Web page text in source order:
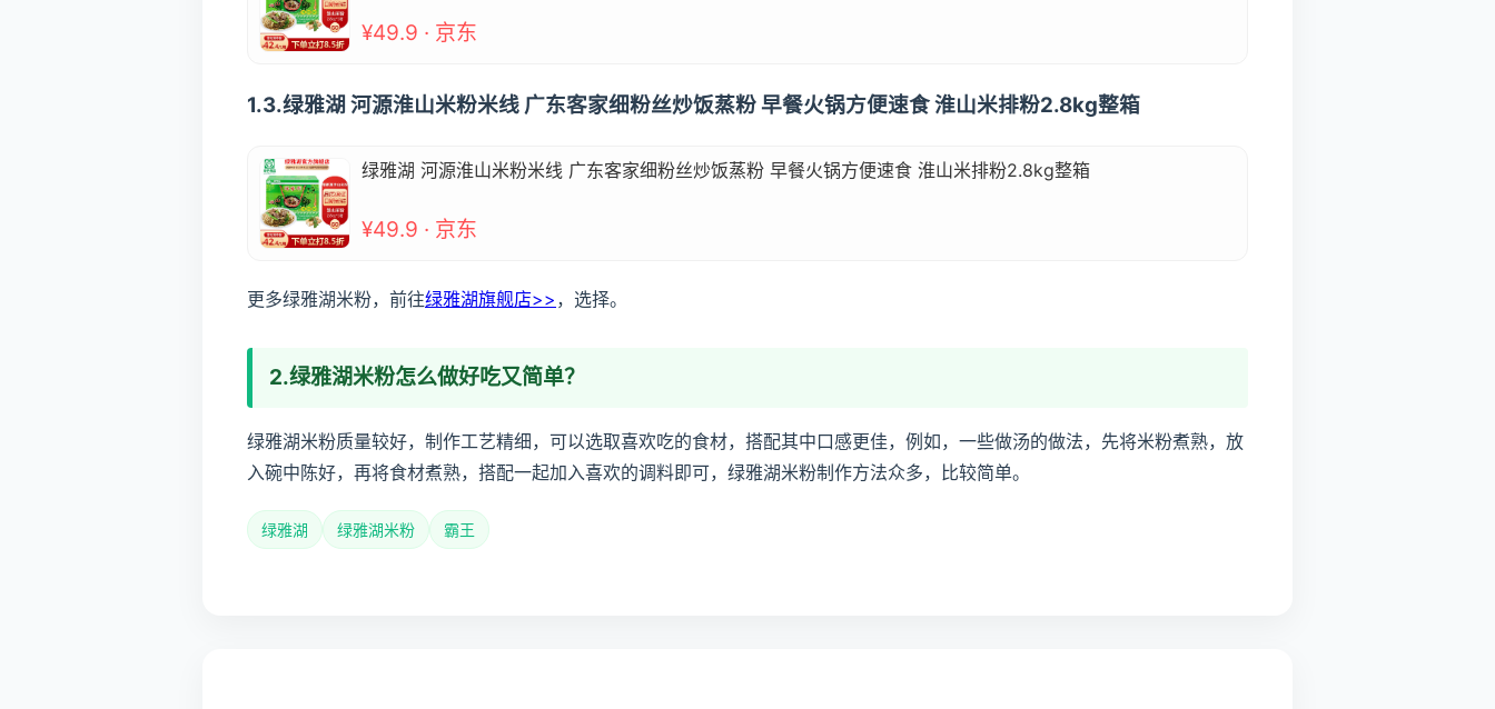
¥49.9 · 京东
1.3.绿雅湖 河源淮山米粉米线 广东客家细粉丝炒饭蒸粉 早餐火锅方便速食 淮山米排粉2.8kg整箱
绿雅湖 河源淮山米粉米线 广东客家细粉丝炒饭蒸粉 早餐火锅方便速食 淮山米排粉2.8kg整箱
¥49.9 · 京东
更多绿雅湖米粉，前往绿雅湖旗舰店>> ，选择。
2.绿雅湖米粉怎么做好吃又简单？
绿雅湖米粉质量较好，制作工艺精细，可以选取喜欢吃的食材，搭配其中口感更佳，例如，一些做汤的做法，先将米粉煮熟，放
入碗中陈好，再将食材煮熟，搭配一起加入喜欢的调料即可，绿雅湖米粉制作方法众多，比较简单。
绿雅湖 绿雅湖米粉 霸王